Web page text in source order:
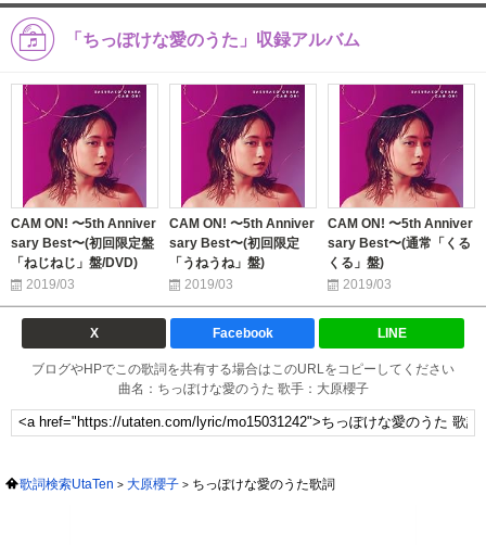
「ちっぽけな愛のうた」収録アルバム
CAM ON! 〜5th Anniver
sary Best〜(初回限定盤
「ねじねじ」盤/DVD)
2019/03
CAM ON! 〜5th Anniver
sary Best〜(初回限定
「うねうね」盤)
2019/03
CAM ON! 〜5th Anniver
sary Best〜(通常「くる
くる」盤)
2019/03
X Facebook LINE
ブログやHPでこの歌詞を共有する場合はこのURLをコピーしてください
曲名：ちっぽけな愛のうた 歌手：大原櫻子
歌詞検索UtaTen 大原櫻子 ちっぽけな愛のうた歌詞